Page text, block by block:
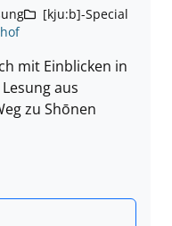
[kju:b]-Special
mit Einblicken in
aus
zu Shōnen